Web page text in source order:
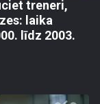
treneri,
laika
līdz 2003.